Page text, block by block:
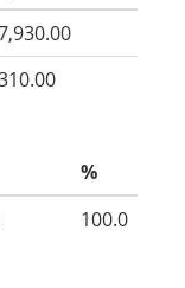
%
100.0